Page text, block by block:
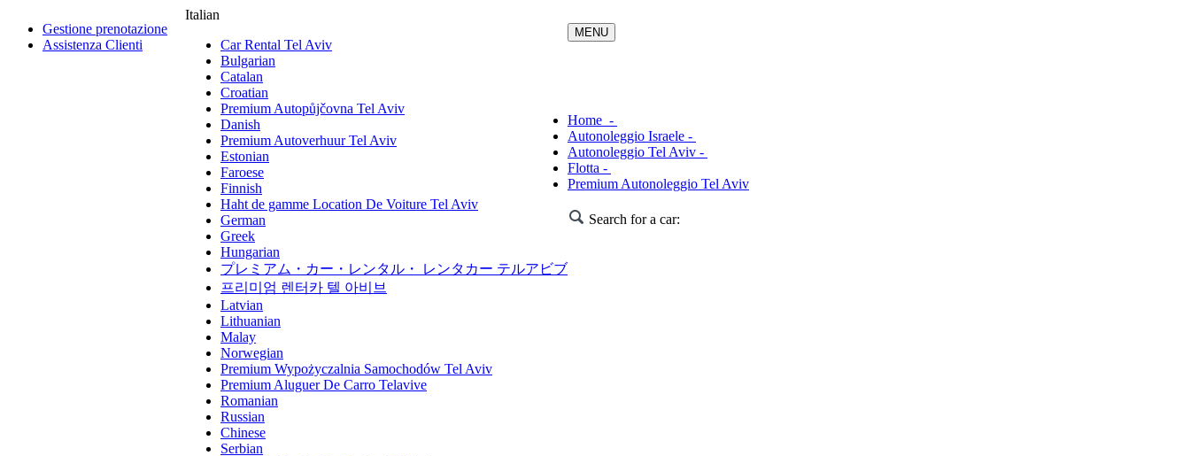
Gestione prenotazione
Assistenza Clienti
Italian
Car Rental Tel Aviv
Bulgarian
Catalan
Croatian
Premium Autopůjčovna Tel Aviv
Danish
Premium Autoverhuur Tel Aviv
Estonian
Faroese
Finnish
Haht de gamme Location De Voiture Tel Aviv
German
Greek
Hungarian
プレミアム・カー・レンタル・ レンタカー テルアビブ
프리미엄 렌터카 텔 아비브
Latvian
Lithuanian
Malay
Norwegian
Premium Wypożyczalnia Samochodów Tel Aviv
Premium Aluguer De Carro Telavive
Romanian
Russian
Chinese
Serbian
Home -
Autonoleggio Israele -
Autonoleggio Tel Aviv -
Flotta -
Premium Autonoleggio Tel Aviv
Search for a car: